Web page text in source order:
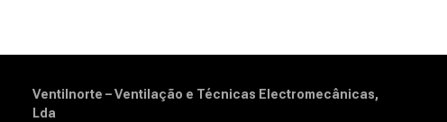
Ventilnorte – Ventilação e Técnicas Electromecânicas,
Lda